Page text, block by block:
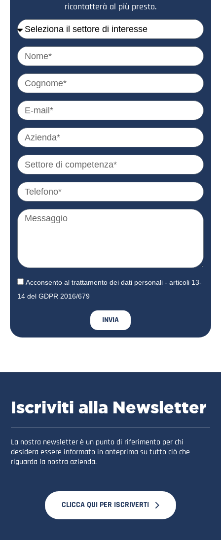
ricontatterà al più presto.
Acconsento al trattamento dei dati personali - articoli 13-
14 del GDPR 2016/679
INVIA
Iscriviti alla Newsletter
La nostra newsletter è un punto di riferimento per chi
desidera essere informato in anteprima su tutto ciò che
riguarda la nostra azienda.
CLICCA QUI PER ISCRIVERTI